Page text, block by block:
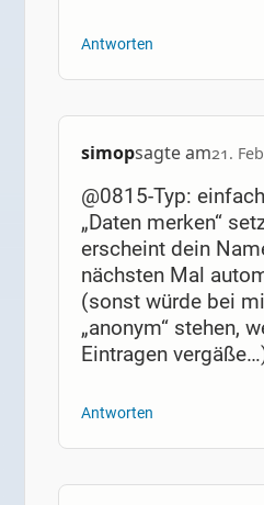
Antworten
simopsagte am21.
@0815-Typ:
„Daten merken“
erscheint dein
nächsten Mal
(sonst würde bei
„anonym“ stehen,
Eintragen
Antworten